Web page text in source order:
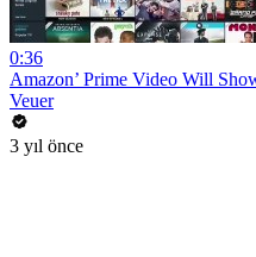
0:36
Amazon’ Prime Video Will
Veuer
3 yıl önce